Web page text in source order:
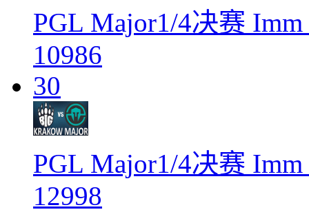
PGL Major1/4决赛
10986
30
PGL Major1/4决赛
12998